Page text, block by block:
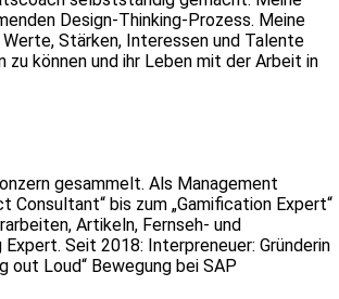
Design-Thinking-Prozess. Meine
Stärken, Interessen und Talente
können und ihr Leben mit der Arbeit in
gesammelt. Als Management
bis zum „Gamification Expert“
Artikeln, Fernseh- und
Expert. Seit 2018: Interpreneuer: Gründerin
out Loud“ Bewegung bei SAP